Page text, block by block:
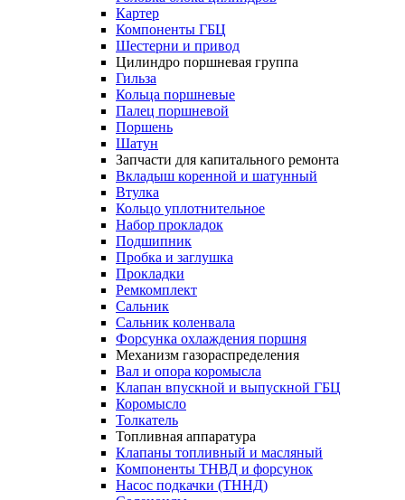
Картер
Компоненты ГБЦ
Шестерни и привод
Цилиндро поршневая группа
Гильза
Кольца поршневые
Палец поршневой
Поршень
Шатун
Запчасти для капитального ремонта
Вкладыш коренной и шатунный
Втулка
Кольцо уплотнительное
Набор прокладок
Подшипник
Пробка и заглушка
Прокладки
Ремкомплект
Сальник
Сальник коленвала
Форсунка охлаждения поршня
Механизм газораспределения
Вал и опора коромысла
Клапан впускной и выпускной ГБЦ
Коромысло
Толкатель
Топливная аппаратура
Клапаны топливный и масляный
Компоненты ТНВД и форсунок
Насос подкачки (ТННД)